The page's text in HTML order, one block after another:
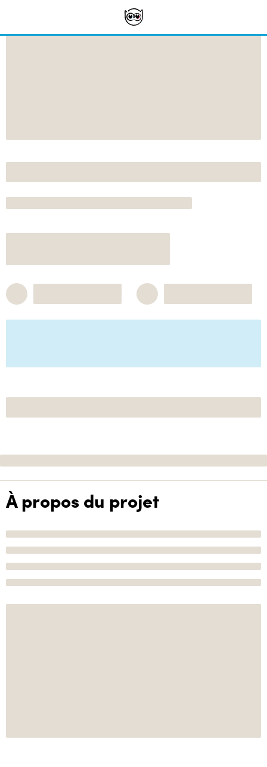
À propos du projet